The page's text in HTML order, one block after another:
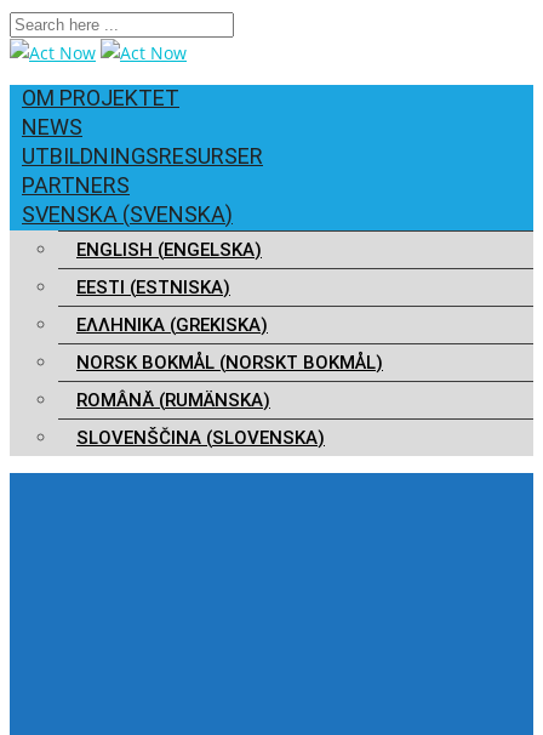
OM PROJEKTET
NEWS
UTBILDNINGSRESURSER
PARTNERS
SVENSKA (SVENSKA)
ENGLISH (ENGELSKA)
EESTI (ESTNISKA)
ΕΛΛΗΝΙΚΑ (GREKISKA)
NORSK BOKMÅL (NORSKT BOKMÅL)
ROMÂNĂ (RUMÄNSKA)
SLOVENŠČINA (SLOVENSKA)